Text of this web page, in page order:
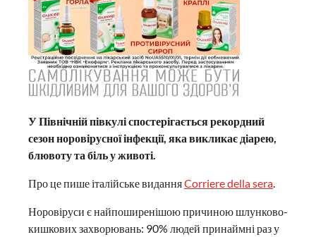
У Північній півкулі спостерігається рекордний
сезон норовірусної інфекції, яка викликає діарею,
блювоту та біль у животі.
Про це пише італійське виданняCorriere della sera
Норовіруси є найпоширенішою причиною шлунково-
кишкових захворювань: 90% людей принаймні раз у